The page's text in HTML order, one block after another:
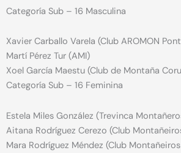
Categoría Sub – 16 Masculina
Xavier Carballo Varela (Club AROMON
Martí Pérez Tur (AMI)
Xoel García Maestu (Club de Montaña
Categoría Sub – 16 Feminina
Estela Miles González (Trevinca
Aitana Rodríguez Cerezo (Club
Mara Rodríguez Méndez (Club